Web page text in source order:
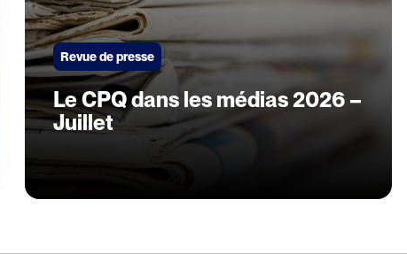
Revue de presse
Le CPQ dans les médias 2026 –
Juillet